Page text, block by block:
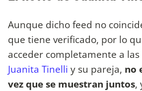
Aunque dicho feed no
que tiene verificado, por lo
acceder completamente a
Juanita Tinelli y su pareja, no
vez que se muestran juntos,